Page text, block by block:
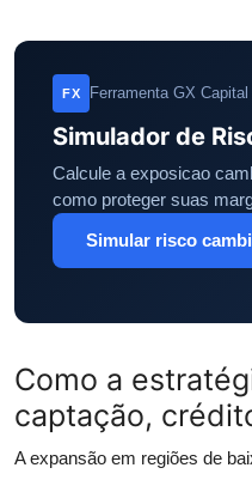
FX Ferramenta GX Capital
Simulador de
Calcule a exposicao
como proteger suas
Simular risco
Como a
captação,
A expansão em regiões de